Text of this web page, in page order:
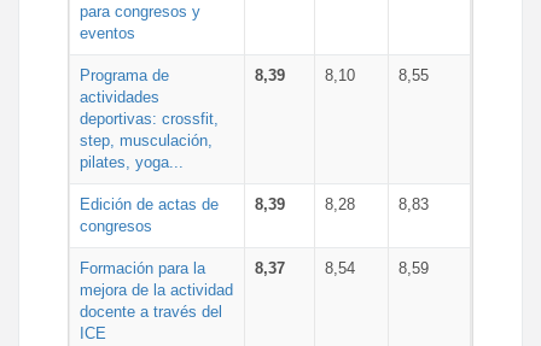
para congresos y
eventos
Programa de
actividades
deportivas: crossfit,
step, musculación,
pilates, yoga...
8,39 8,10 8,55
Edición de actas de
congresos
8,39 8,28 8,83
Formación para la
mejora de la actividad
docente a través del
ICE
8,37 8,54 8,59